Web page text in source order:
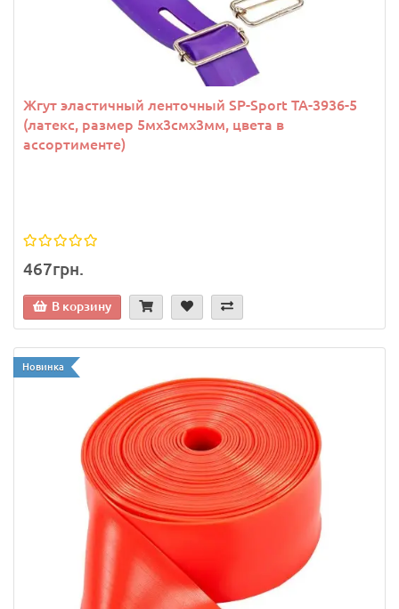
Жгут эластичный ленточный SP-Sport TA-3936-5
(латекс, размер 5мх3смх3мм, цвета в
ассортименте)
467грн.
В корзину
Новинка